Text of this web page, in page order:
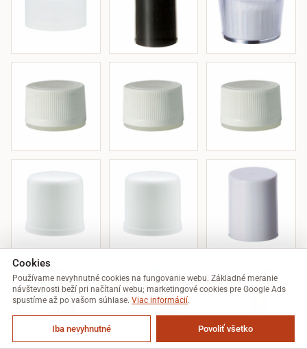
Cookies
Používame nevyhnutné cookies na fungovanie webu. Základné meranie
návštevnosti beží pri načítaní webu; marketingové cookies pre Google Ads
spustíme až po vašom súhlase. Viac informácií.
Iba nevyhnutné Povoliť všetko